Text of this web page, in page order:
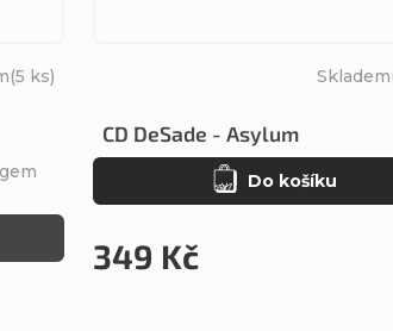
(5 ks)
CD DeSade - Asylum
Skladem
349 Kč
Do košíku